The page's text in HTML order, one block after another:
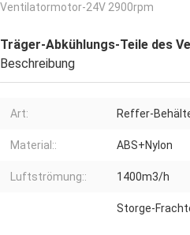
Ventilatormotor-24V 2900rpm
Träger-Abkühlungs-Teile des
Beschreibung
Art: Reffer-
Material:: ABS+Nylon
Luftströmung:: 1400m3/h
Storge-